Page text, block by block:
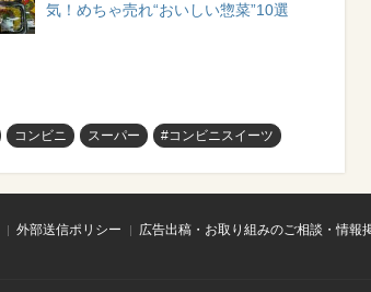
気！めちゃ売れ“おいしい惣菜”10選
コンビニ スーパー #コンビニスイーツ
外部送信ポリシー
広告出稿・お取り組みのご相談・情報